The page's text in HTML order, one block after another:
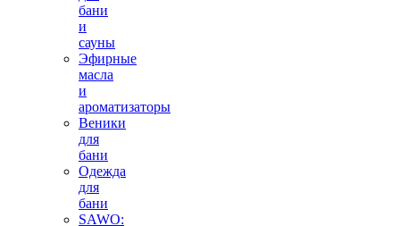
бани
и
сауны
Эфирные
масла
и
ароматизаторы
Веники
для
бани
Одежда
для
бани
SAWO: